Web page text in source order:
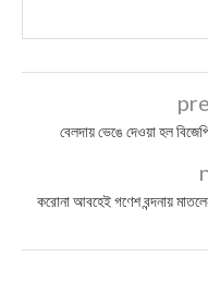
বেলদায় ভেঙে দেওয়া হল
করোনা আবহেই গণেশ বন্দনায়